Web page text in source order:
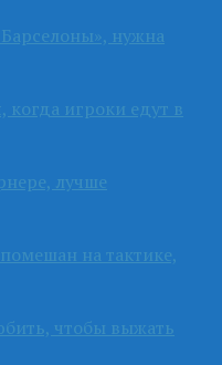
нужна
игроки едут в
лучше
на тактике,
чтобы выжать